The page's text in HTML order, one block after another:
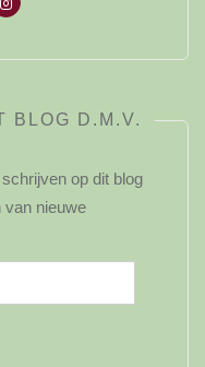
BLOG D.M.V.
op dit blog
van nieuwe